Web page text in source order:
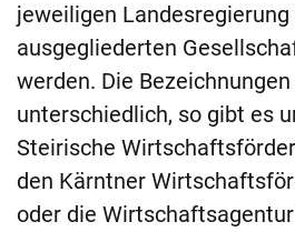
jeweiligen
ausgegliederten
werden. Die
unterschiedlich, so gibt es
Steirische
den Kärntner
oder die